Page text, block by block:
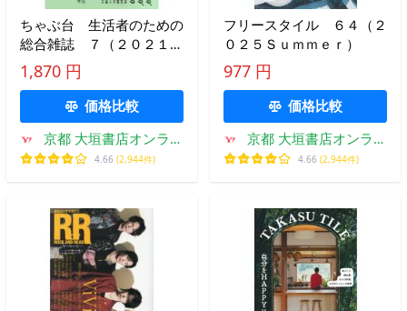
ちゃぶ台 生活者のための
総合雑誌 ７（２０２１年
春／夏号）
1,870 円
価格比較
京都 大垣書店オンライ
ン
4.66 (2,944件)
フリースタイル ６４（２
０２５Ｓｕｍｍｅｒ）
977 円
価格比較
京都 大垣書店オンライ
ン
4.66 (2,944件)